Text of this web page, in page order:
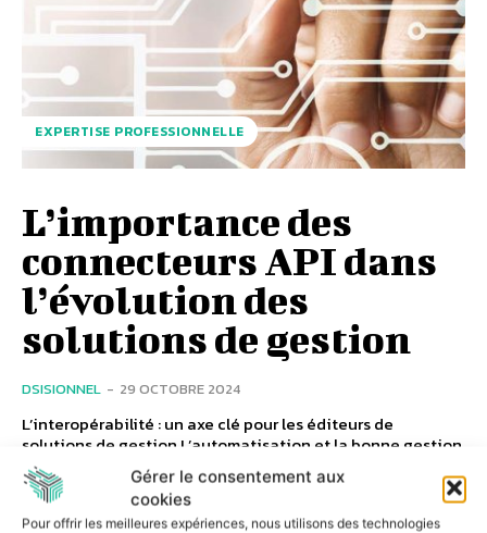
Gérer le consentement aux
cookies
Pour offrir les meilleures expériences, nous utilisons des technologies
EXPERTISE PROFESSIONNELLE
L’importance des
connecteurs API dans
l’évolution des
solutions de gestion
DSISIONNEL - 29 OCTOBRE 2024
L’interopérabilité : un axe clé pour les éditeurs de
solutions de gestion L’automatisation et la bonne gestion
de l’ensemble des processus de l’entreprise constitue
aujourd’hui une...